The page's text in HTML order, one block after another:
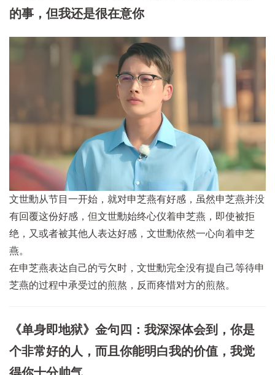
的事，但我还是很在意你
文世勳从节目一开始，就对申芝燕有好感，虽然申芝燕并没
有回覆这份好感，但文世勳始终心仪着申芝燕，即使被拒
绝，又或者被其他人表达好感，文世勳依然一心向着申芝
燕。
在申芝燕表达自己的亏欠时，文世勳完全没有提自己等待申
芝燕的过程中承受过的煎熬，反而疼惜对方的煎熬。
《单身即地狱》金句四：我深深体会到，你是
个非常好的人，而且你能明白我的价值，我觉